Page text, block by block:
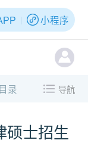
小程序
录 导航
硕士招生